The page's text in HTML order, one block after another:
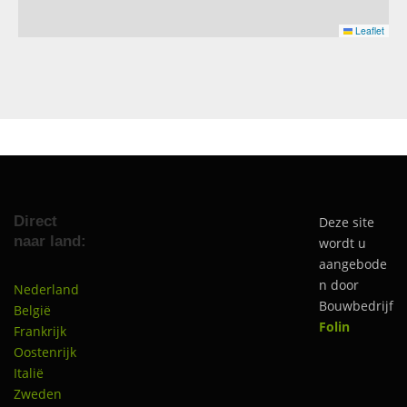
Leaflet
Direct
naar land:
Nederland
België
Frankrijk
Oostenrijk
Italië
Zweden
Deze site
wordt u
aangebode
n door
Bouwbedrijf
Folin